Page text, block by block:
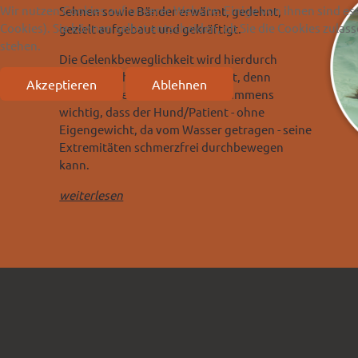
Sehnen sowie Bänder erwärmt, gedehnt,
gezielt aufgebaut und gekräftigt.
Die Gelenkbeweglichkeit wird hierdurch
nachweislich deutlich verbessert, denn
inbesondere bei Arthrose ist es immens
wichtig, dass der Hund/Patient - ohne
Eigengewicht, da vom Wasser getragen - seine
Extremitäten schmerzfrei durchbewegen
kann.
weiterlesen
Wir nutzen Cookies auf unserer Website. Einige von ihnen sind
Cookies). Sie können selbst entscheiden, ob Sie die Cookies
stehen.
Akzeptieren Ablehnen